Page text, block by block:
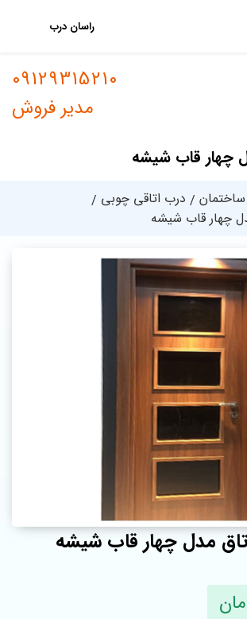
راسان درب
چهار قاب شیشه
09129315210
مدیر فروش
درب اتاقی چوبی
چهار قاب شیشه
مدل چهار قاب شیشه